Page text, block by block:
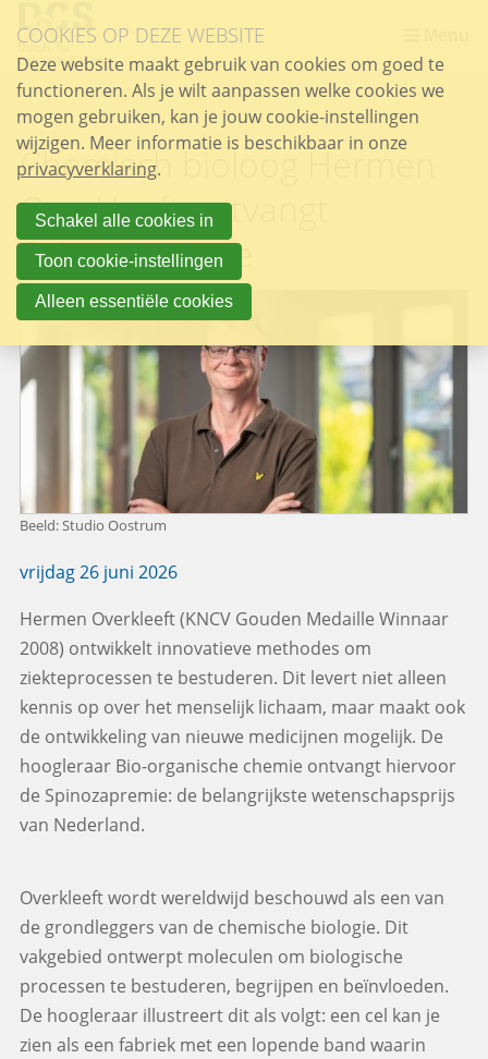
links
over
Spring
naar
de
inhoud
naar
het
menu
Chemisch bioloog Hermen
Overkleeft ontvangt
Spinozapremie
Beeld: Studio Oostrum
vrijdag 26 juni 2026
Hermen Overkleeft (KNCV Gouden Medaille Winnaar
2008) ontwikkelt innovatieve methodes om
ziekteprocessen te bestuderen. Dit levert niet alleen
kennis op over het menselijk lichaam, maar maakt ook
de ontwikkeling van nieuwe medicijnen mogelijk. De
hoogleraar Bio-organische chemie ontvangt hiervoor
de Spinozapremie: de belangrijkste wetenschapsprijs
van Nederland.
Overkleeft wordt wereldwijd beschouwd als een van
de grondleggers van de chemische biologie. Dit
vakgebied ontwerpt moleculen om biologische
processen te bestuderen, begrijpen en beïnvloeden.
De hoogleraar illustreert dit als volgt: een cel kan je
zien als een fabriek met een lopende band waarin
COOKIES OP DEZE WEBSITE
Deze website maakt gebruik van cookies om goed te
functioneren. Als je wilt aanpassen welke cookies we
mogen gebruiken, kan je jouw cookie-instellingen
wijzigen. Meer informatie is beschikbaar in onze
privacyverklaring.
Schakel alle cookies in
Toon cookie-instellingen
Alleen essentiële cookies